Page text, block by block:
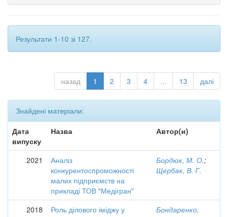
Результати 1-10 зі 127.
назад 1 2 3 4 ... 13 далі
Знайдені матеріали:
Дата
випуску
Назва Автор(и)
2021
Аналіз
конкурентоспроможності
малих підприємств на
прикладі ТОВ "Медігран"
Бордюк, М. О.;
Щербак, В. Г.
2018
Роль ділового іміджу у
Бондаренко,